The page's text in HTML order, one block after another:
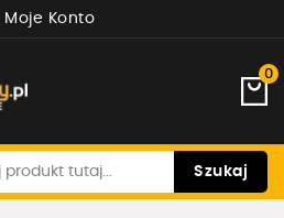
Moje Konto
0
Szukaj